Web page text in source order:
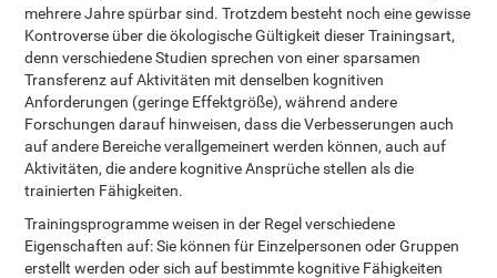
mehrere Jahre spürbar sind. Trotzdem besteht noch eine gewisse
Kontroverse über die ökologische Gültigkeit dieser Trainingsart,
denn verschiedene Studien sprechen von einer sparsamen
Transferenz auf Aktivitäten mit denselben kognitiven
Anforderungen (geringe Effektgröße), während andere
Forschungen darauf hinweisen, dass die Verbesserungen auch
auf andere Bereiche verallgemeinert werden können, auch auf
Aktivitäten, die andere kognitive Ansprüche stellen als die
trainierten Fähigkeiten.
Trainingsprogramme weisen in der Regel verschiedene
Eigenschaften auf: Sie können für Einzelpersonen oder Gruppen
erstellt werden oder sich auf bestimmte kognitive Fähigkeiten